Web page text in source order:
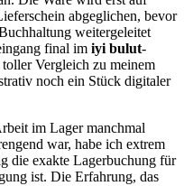
abgeglichen, bevor
weitergeleitet
final im iyi bulut-
Vergleich zu meinem
noch ein Stück digitaler
im Lager manchmal
war, habe ich extrem
die exakte Lagerbuchung für
ist. Die Erfahrung, das